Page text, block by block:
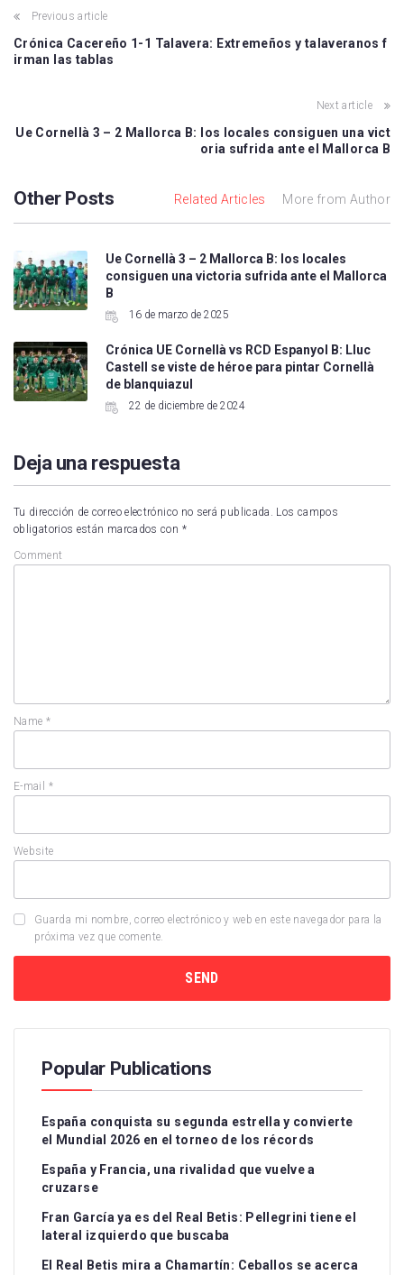
Previous article
Crónica Cacereño 1-1 Talavera: Extremeños y talaveranos f
irman las tablas
Next article
Ue Cornellà 3 – 2 Mallorca B: los locales consiguen una vict
oria sufrida ante el Mallorca B
Other Posts Related Articles More from Author
Ue Cornellà 3 – 2 Mallorca B: los locales
consiguen una victoria sufrida ante el Mallorca
B
16 de marzo de 2025
Crónica UE Cornellà vs RCD Espanyol B: Lluc
Castell se viste de héroe para pintar Cornellà
de blanquiazul
22 de diciembre de 2024
Deja una respuesta
Tu dirección de correo electrónico no será publicada. Los campos
obligatorios están marcados con *
Comment
Name *
E-mail *
Website
Guarda mi nombre, correo electrónico y web en este navegador para la
próxima vez que comente.
Popular Publications
España conquista su segunda estrella y convierte
el Mundial 2026 en el torneo de los récords
España y Francia, una rivalidad que vuelve a
cruzarse
Fran García ya es del Real Betis: Pellegrini tiene el
lateral izquierdo que buscaba
El Real Betis mira a Chamartín: Ceballos se acerca